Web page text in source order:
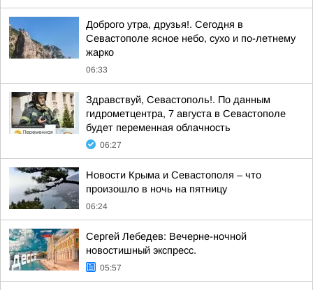
Доброго утра, друзья!. Сегодня в
Севастополе ясное небо, сухо и по-летнему
жарко
06:33
Здравствуй, Севастополь!. По данным
гидрометцентра, 7 августа в Севастополе
будет переменная облачность
06:27
Новости Крыма и Севастополя – что
произошло в ночь на пятницу
06:24
Сергей Лебедев: Вечерне-ночной
новостишный экспресс.
05:57